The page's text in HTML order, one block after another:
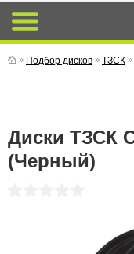
» Подбор дисков » ТЗСК »
Диски ТЗСК Camry Corolla Auris
(Черный)